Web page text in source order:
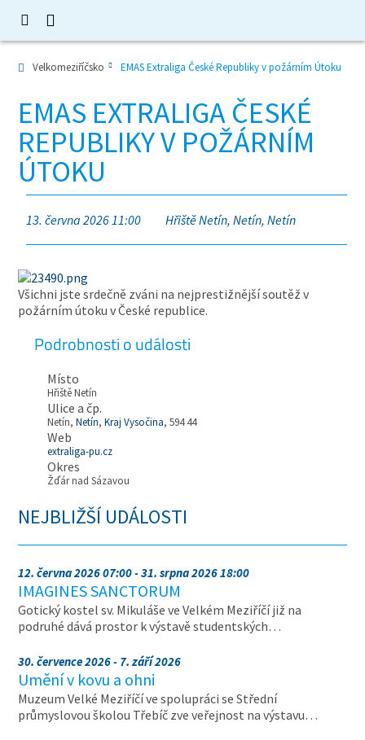
Velkomeziříčsko EMAS Extraliga České Republiky v požárním Útoku
EMAS EXTRALIGA ČESKÉ
REPUBLIKY V POŽÁRNÍM
ÚTOKU
13. června 2026 11:00 Hřiště Netín, Netín, Netín
Všichni jste srdečně zváni na nejprestižnější soutěž v
požárním útoku v České republice.
Podrobnosti o události
Místo
Hřiště Netín
Ulice a čp.
Netín,Netín,Kraj Vysočina, 594 44
Web
extraliga-pu.cz
Okres
Žďár nad Sázavou
NEJBLIŽŠÍ UDÁLOSTI
12. června 2026 07:00 - 31. srpna 2026 18:00
IMAGINES SANCTORUM
Gotický kostel sv. Mikuláše ve Velkém Meziříčí již na
podruhé dává prostor k výstavě studentských…
30. července 2026 - 7. září 2026
Umění v kovu a ohni
Muzeum Velké Meziříčí ve spolupráci se Střední
průmyslovou školou Třebíč zve veřejnost na výstavu…